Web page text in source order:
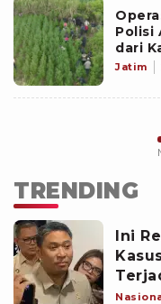
Polisi
dari
Jatim
TRENDING
Ini